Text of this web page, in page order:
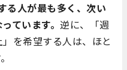
る人が最も多く、次い
ています。 逆に、「週
を希望する人は、ほと